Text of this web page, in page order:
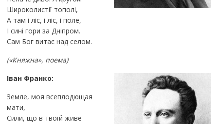
Широколистії тополі,
А там і ліс, і ліс, і поле,
І сині гори за Дніпром.
Сам Бог витає над селом.
(«Княжна», поема)
Іван Франко:
Земле, моя всеплодющая
мати,
Сили, що в твоїй живе